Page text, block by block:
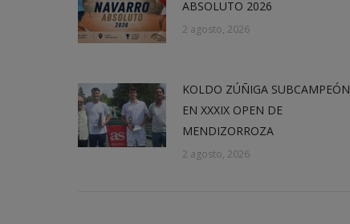
ABSOLUTO 2026
2 agosto, 2026
KOLDO ZÚÑIGA SUBCAMPEÓN
EN XXXIX OPEN DE
MENDIZORROZA
2 agosto, 2026